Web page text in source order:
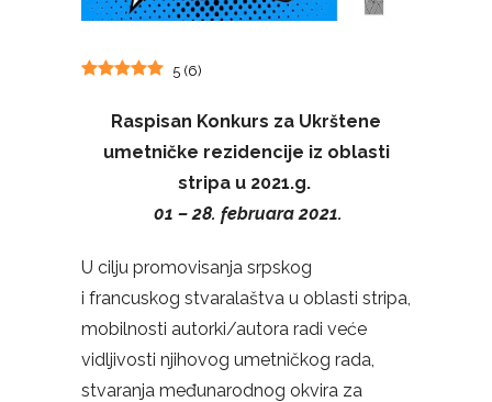
5 (6)
Raspisan Konkurs za Ukrštene
umetničke rezidencije iz oblasti
stripa u 2021.g.
01 – 28. februara 2021.
U cilju promovisanja srpskog
i francuskog stvaralaštva u oblasti stripa,
mobilnosti autorki/autora radi veće
vidljivosti njihovog umetničkog rada,
stvaranja međunarodnog okvira za